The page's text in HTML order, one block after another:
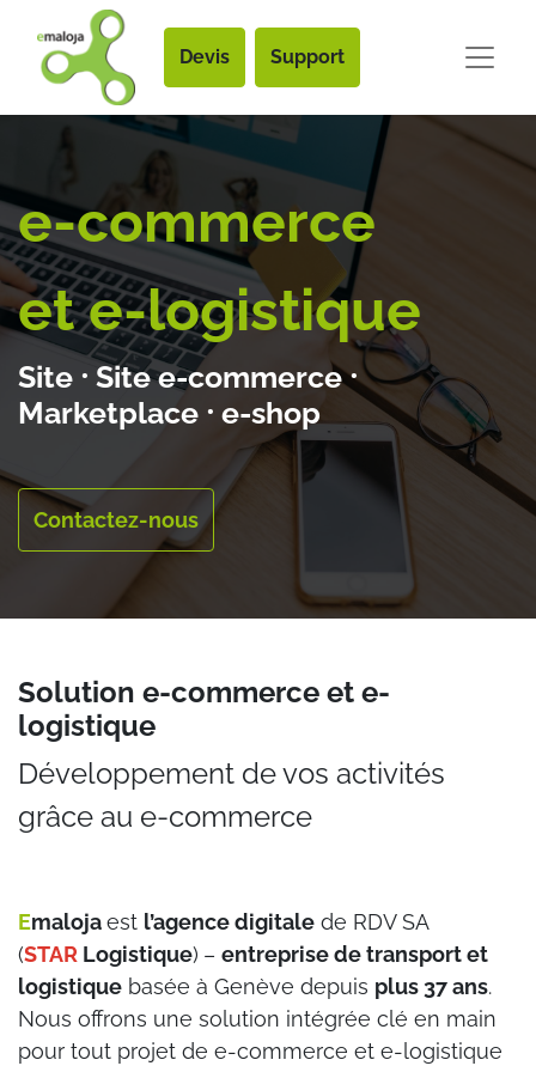
Devis Support
e-commerce
et e-logistique
Site ⸱ Site e-commerce⸱
Marketplace ⸱ e-shop
Contactez-nous
Solution e-commerce et e-
logistique
Développement de vos activités
grâce au e-commerce
Emalojaest l’agence digitale de RDV SA
(STAR Logistique) – entreprise de transport et
logistique basée à Genève depuis plus 37 ans.
Nous offrons une solution intégrée clé en main
pour tout projet de e-commerce et e-logistique